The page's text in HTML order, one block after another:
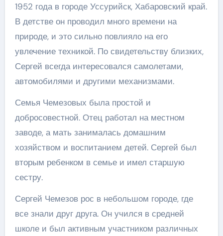
1952 года в городе Уссурийск, Хабаровский край.
В детстве он проводил много времени на
природе, и это сильно повлияло на его
увлечение техникой. По свидетельству близких,
Сергей всегда интересовался самолетами,
автомобилями и другими механизмами.
Семья Чемезовых была простой и
добросовестной. Отец работал на местном
заводе, а мать занималась домашним
хозяйством и воспитанием детей. Сергей был
вторым ребенком в семье и имел старшую
сестру.
Сергей Чемезов рос в небольшом городе, где
все знали друг друга. Он учился в средней
школе и был активным участником различных